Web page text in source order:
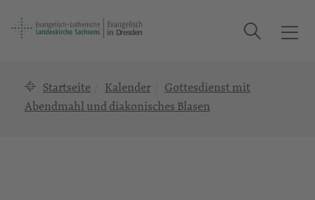
T
Suche
Startseite Kalender
Gottesdienst mit
Abendmahl und diakonisches Blasen